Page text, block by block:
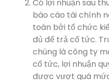
Có lợi nhuận sau
báo cáo tài chính
toán bởi tổ chức
đủ để trả cổ tức.
chúng là công ty
cổ tức, lợi nhuận
được vượt quá